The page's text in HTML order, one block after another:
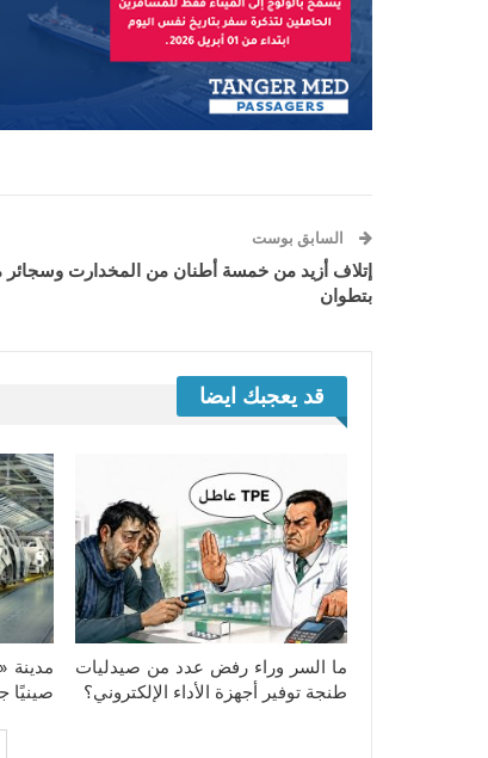
السابق بوست
إتلاف أزيد من خمسة أطنان من المخدارت وسجائر
بتطوان
قد يعجبك ايضا
ما السر وراء رفض عدد من صيدليات
طنجة توفير أجهزة الأداء الإلكتروني؟
مدينة
صينيًا